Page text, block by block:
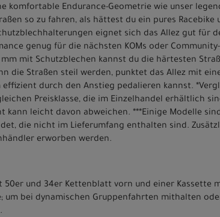
komfortable Endurance-Geometrie wie unser
so zu fahren, als hättest du ein pures Racebike
eignet sich das Allez gut für
genug für die nächsten KOMs oder
mit Schutzblechen kannst du die härtesten
die Straßen steil werden, punktet das Allez mit
durch den Anstieg pedalieren kannst.
Preisklasse, die im Einzelhandel erhältlich
kann leicht davon abweichen. ***Einige Modelle
die nicht im Lieferumfang enthalten sind.
erworben werden.
und 34er Kettenblatt vorn und einer Kassette
bei dynamischen Gruppenfahrten mithalten